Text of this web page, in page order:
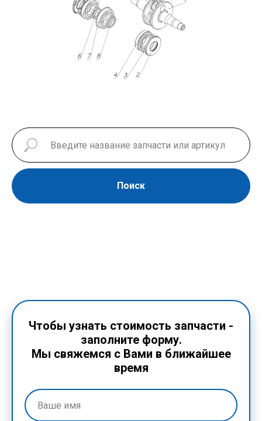
Поиск
Чтобы узнать стоимость запчасти -
заполните форму.
Мы свяжемся с Вами в ближайшее
время